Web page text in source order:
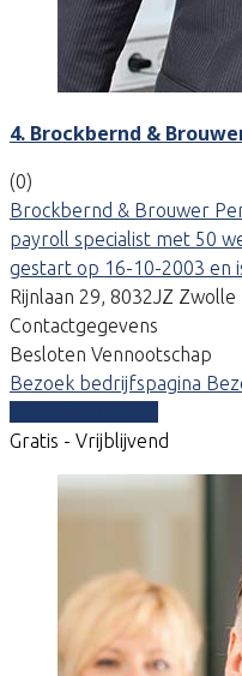
4. Brockbernd &
(0)
Brockbernd & Brouwer
payroll specialist met 50
gestart op 16-10-2003 en
Rijnlaan 29, 8032JZ Zwolle
Contactgegevens
Besloten Vennootschap
Bezoek bedrijfspagina
Gratis - Vrijblijvend